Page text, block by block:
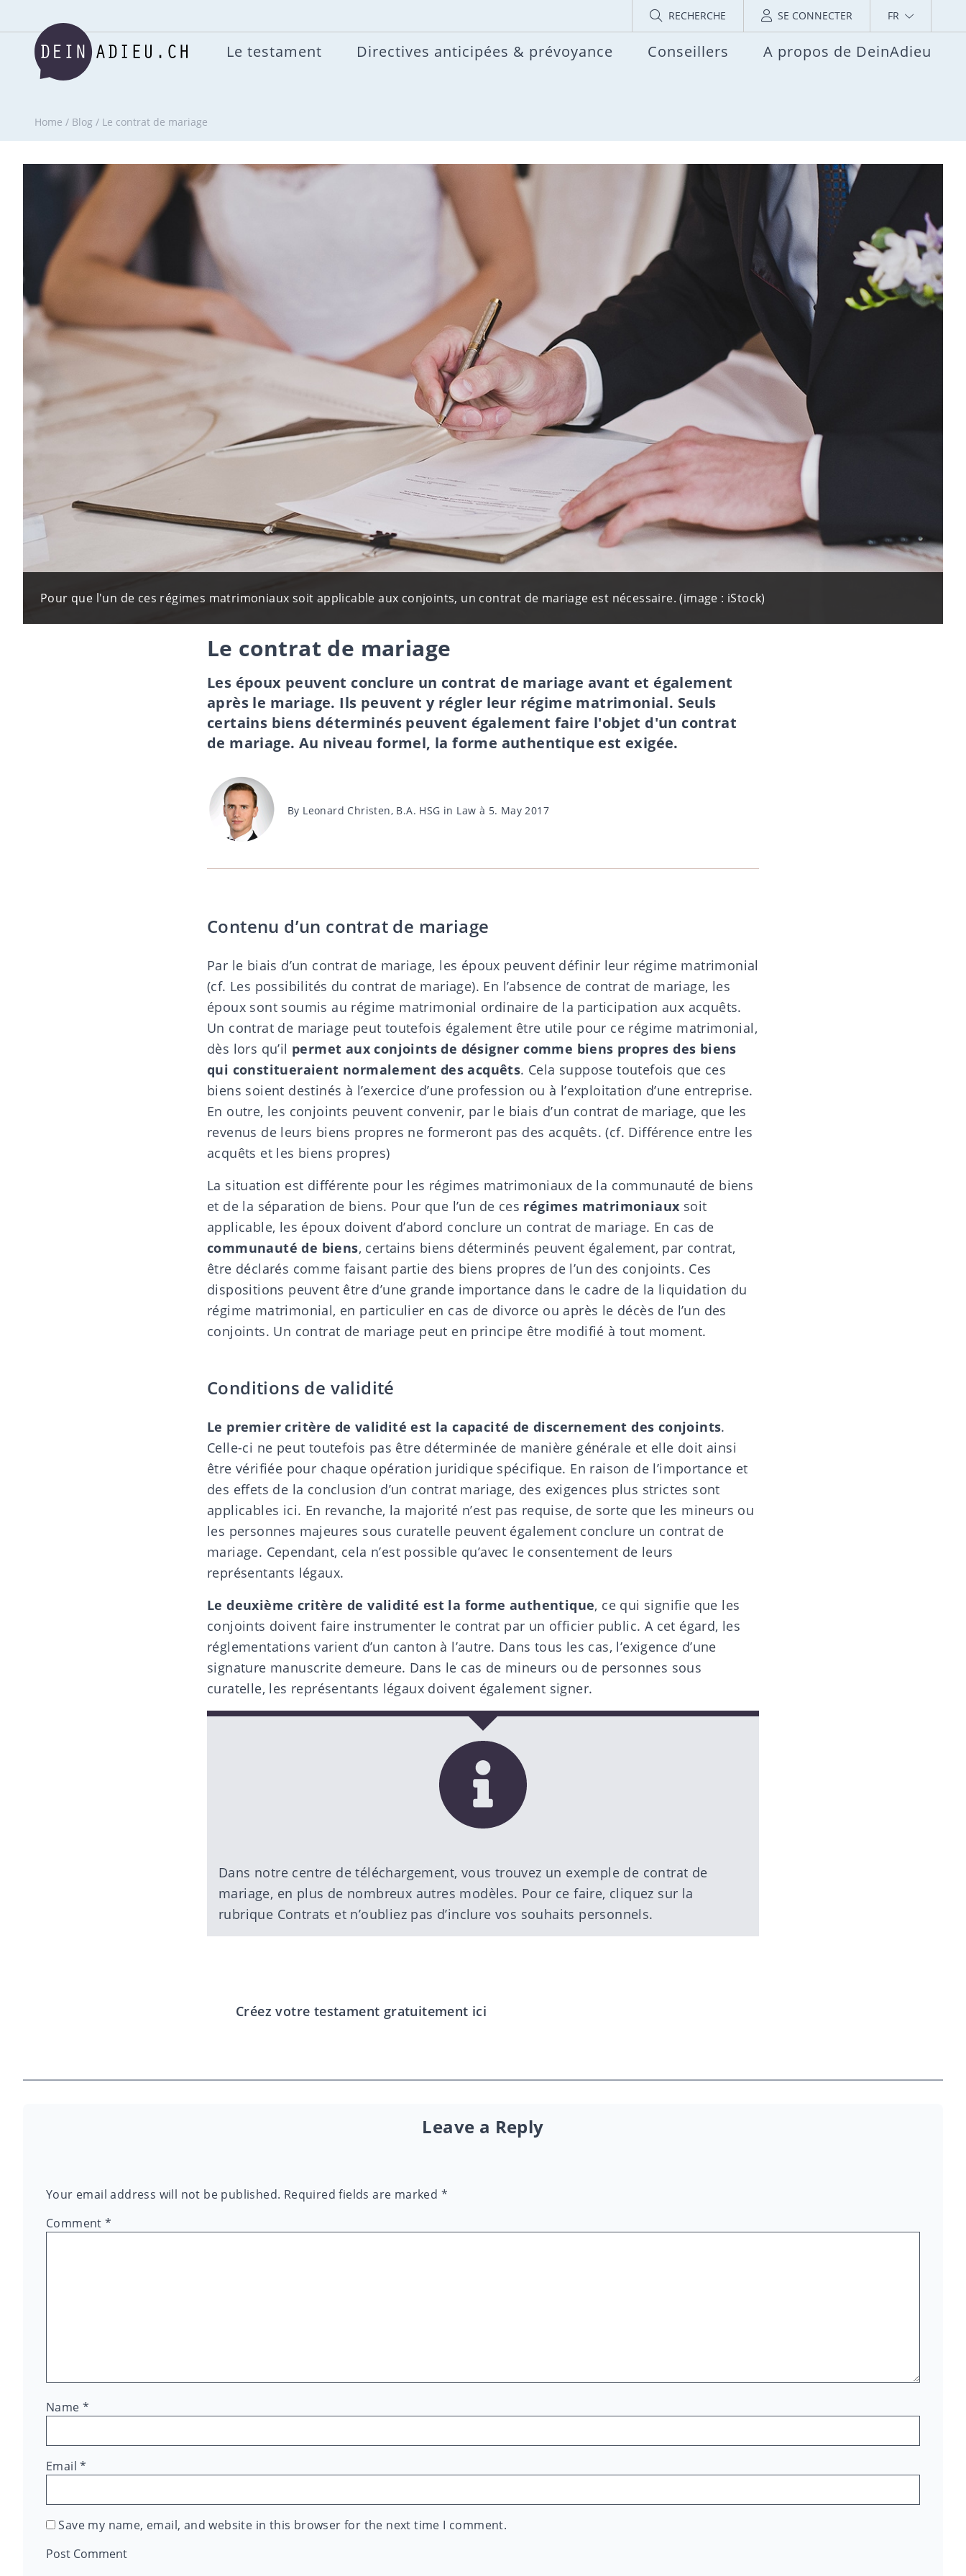
RECHERCHE SE CONNECTER FR
Le testament Directives anticipées & prévoyance Conseillers A propos de DeinAdieu
Home / Blog / Le contrat de mariage
Pour que l'un de ces régimes matrimoniaux soit applicable aux conjoints, un contrat de mariage est nécessaire. (image : iStock)
Le contrat de mariage
Les époux peuvent conclure un contrat de mariage avant et également
après le mariage. Ils peuvent y régler leur régime matrimonial. Seuls
certains biens déterminés peuvent également faire l'objet d'un contrat
de mariage. Au niveau formel, la forme authentique est exigée.
Post
By Leonard Christen, B.A. HSG in Law à 5. May 2017
Contenu d’un contrat de mariage
Par le biais d’un contrat de mariage, les époux peuvent définir leur régime matrimonial
(cf. Les possibilités du contrat de mariage). En l’absence de contrat de mariage, les
époux sont soumis au régime matrimonial ordinaire de la participation aux acquêts.
Un contrat de mariage peut toutefois également être utile pour ce régime matrimonial,
dès lors qu’il permet aux conjoints de désigner comme biens propres des biens
qui constitueraient normalement des acquêts. Cela suppose toutefois que ces
biens soient destinés à l’exercice d’une profession ou à l’exploitation d’une entreprise.
En outre, les conjoints peuvent convenir, par le biais d’un contrat de mariage, que les
revenus de leurs biens propres ne formeront pas des acquêts. (cf. Différence entre les
acquêts et les biens propres)
La situation est différente pour les régimes matrimoniaux de la communauté de biens
et de la séparation de biens. Pour que l’un de ces régimes matrimoniaux soit
applicable, les époux doivent d’abord conclure un contrat de mariage. En cas de
communauté de biens, certains biens déterminés peuvent également, par contrat,
être déclarés comme faisant partie des biens propres de l’un des conjoints. Ces
dispositions peuvent être d’une grande importance dans le cadre de la liquidation du
régime matrimonial, en particulier en cas de divorce ou après le décès de l’un des
conjoints. Un contrat de mariage peut en principe être modifié à tout moment.
Conditions de validité
Le premier critère de validité est la capacité de discernement des conjoints.
Celle-ci ne peut toutefois pas être déterminée de manière générale et elle doit ainsi
être vérifiée pour chaque opération juridique spécifique. En raison de l’importance et
des effets de la conclusion d’un contrat mariage, des exigences plus strictes sont
applicables ici. En revanche, la majorité n’est pas requise, de sorte que les mineurs ou
les personnes majeures sous curatelle peuvent également conclure un contrat de
mariage. Cependant, cela n’est possible qu’avec le consentement de leurs
représentants légaux.
Le deuxième critère de validité est la forme authentique, ce qui signifie que les
conjoints doivent faire instrumenter le contrat par un officier public. A cet égard, les
réglementations varient d’un canton à l’autre. Dans tous les cas, l’exigence d’une
signature manuscrite demeure. Dans le cas de mineurs ou de personnes sous
curatelle, les représentants légaux doivent également signer.
Dans notre centre de téléchargement, vous trouvez un exemple de contrat de
mariage, en plus de nombreux autres modèles. Pour ce faire, cliquez sur la
rubrique Contrats et n’oubliez pas d’inclure vos souhaits personnels.
Créez votre testament gratuitement ici
Leave a Reply
Your email address will not be published. Required fields are marked *
Comment*
Name *
Email*
Save my name, email, and website in this browser for the next time I comment.